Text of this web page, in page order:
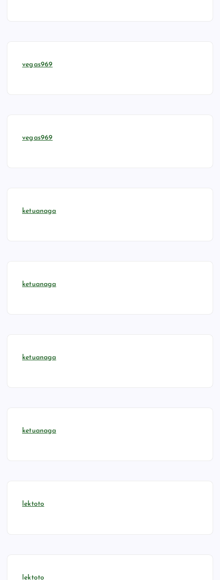
vegas969
vegas969
ketuanaga
ketuanaga
ketuanaga
ketuanaga
lektoto
lektoto